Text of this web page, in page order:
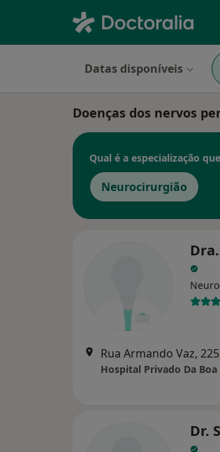
Datas disponíveis
Doenças dos nervos
Qual é a especialização que
Neurocirurgião
Rua Armando Vaz,
Hospital Privado Da Boa
Dr.